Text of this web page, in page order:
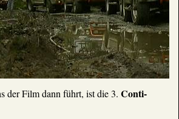
der Film dann führt, ist die 3. Conti-